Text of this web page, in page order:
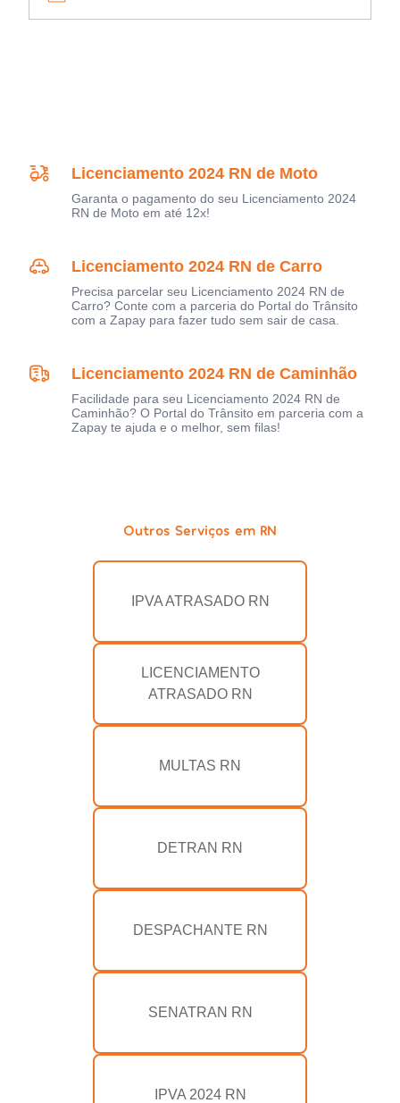
Licenciamento 2024 RN de Moto
Garanta o pagamento do seu Licenciamento 2024
RN de Moto em até 12x!
Licenciamento 2024 RN de Carro
Precisa parcelar seu Licenciamento 2024 RN de
Carro? Conte com a parceria do Portal do Trânsito
com a Zapay para fazer tudo sem sair de casa.
Licenciamento 2024 RN de Caminhão
Facilidade para seu Licenciamento 2024 RN de
Caminhão? O Portal do Trânsito em parceria com a
Zapay te ajuda e o melhor, sem filas!
Outros Serviços em RN
IPVA ATRASADO RN
LICENCIAMENTO
ATRASADO RN
MULTAS RN
DETRAN RN
DESPACHANTE RN
SENATRAN RN
IPVA 2024 RN